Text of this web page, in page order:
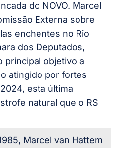
do NOVO. Marcel
Externa sobre
enchentes no Rio
dos Deputados,
principal objetivo a
atingido por fortes
esta última
natural que o RS
Marcel van Hattem